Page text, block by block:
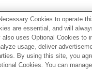
Cookies to operate
are essential, and will
uses Optional Cookies to
usage, deliver
By using this site, you
Cookies. You can